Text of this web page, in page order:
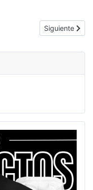
en la Escuela
Artículo
Siguiente